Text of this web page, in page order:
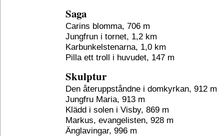
Saga
Carins blomma, 706 m
Jungfrun i tornet, 1,2 km
Karbunkelstenarna, 1,0 km
Pilla ett troll i huvudet, 147 m
Skulptur
Den återuppståndne i domkyrkan, 912 m
Jungfru Maria, 913 m
Klädd i solen i Visby, 869 m
Markus, evangelisten, 928 m
Änglavingar, 996 m